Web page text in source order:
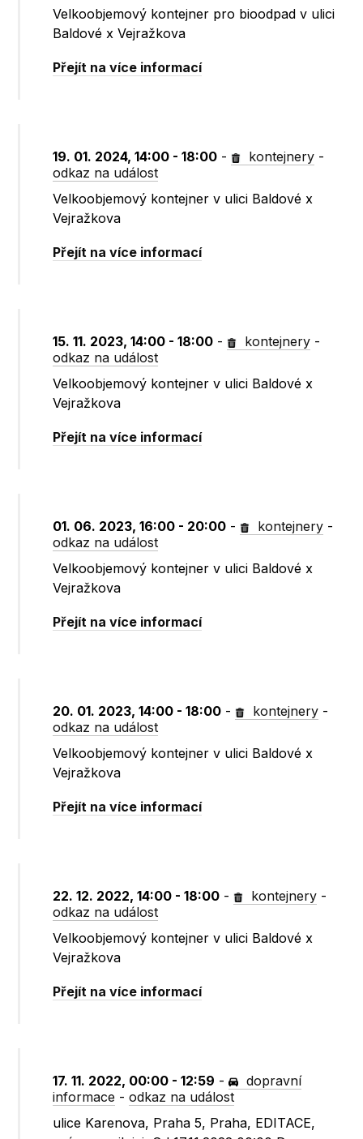
Velkoobjemový kontejner pro bioodpad v ulici
Baldové x Vejražkova
Přejít na více informací
19. 01. 2024, 14:00 - 18:00 - kontejnery -
odkaz na událost
Velkoobjemový kontejner v ulici Baldové x
Vejražkova
Přejít na více informací
15. 11. 2023, 14:00 - 18:00 - kontejnery -
odkaz na událost
Velkoobjemový kontejner v ulici Baldové x
Vejražkova
Přejít na více informací
01. 06. 2023, 16:00 - 20:00 - kontejnery -
odkaz na událost
Velkoobjemový kontejner v ulici Baldové x
Vejražkova
Přejít na více informací
20. 01. 2023, 14:00 - 18:00 - kontejnery -
odkaz na událost
Velkoobjemový kontejner v ulici Baldové x
Vejražkova
Přejít na více informací
22. 12. 2022, 14:00 - 18:00 - kontejnery -
odkaz na událost
Velkoobjemový kontejner v ulici Baldové x
Vejražkova
Přejít na více informací
17. 11. 2022, 00:00 - 12:59 -
dopravní
informace -odkaz na událost
ulice Karenova, Praha 5, Praha, EDITACE,